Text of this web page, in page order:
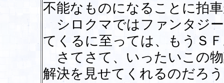
不能なものになることに拍
シロクマではファンタジ
てくるに至っては、もうＳ
さてさて、いったいこの
解決を見せてくれるのだろ